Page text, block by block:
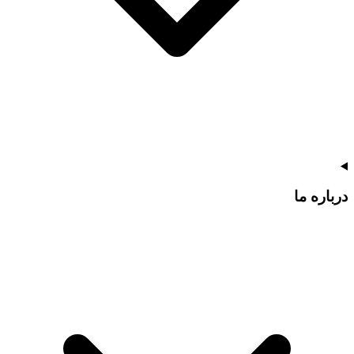
درباره ما